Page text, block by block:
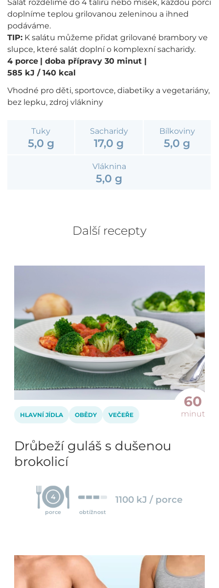
Salát rozdělíme do 4 talířů nebo misek, každou porci
doplníme teplou grilovanou zeleninou a ihned
podáváme.
TIP: K salátu můžeme přidat grilované brambory ve
slupce, které salát doplní o komplexní sacharidy.
4 porce | doba přípravy 30 minut |
585 kJ / 140 kcal
Vhodné pro děti, sportovce, diabetiky a vegetariány,
bez lepku, zdroj vlákniny
Tuky
5,0 g
Sacharidy
17,0 g
Bílkoviny
5,0 g
Vláknina
5,0 g
Další recepty
60
minut
HLAVNÍ JÍDLA OBĚDY VEČEŘE
Drůbeží guláš s dušenou
brokolicí
4
porce obtížnost
1100 kJ / porce